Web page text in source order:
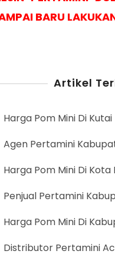
BARU
Artikel
Harga Pom Mini Di
Agen Pertamini
Harga Pom Mini Di
Penjual Pertamini
Harga Pom Mini Di
Distributor Pertamini